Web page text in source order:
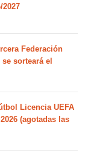
Federación
sorteará el
Licencia UEFA
(agotadas las